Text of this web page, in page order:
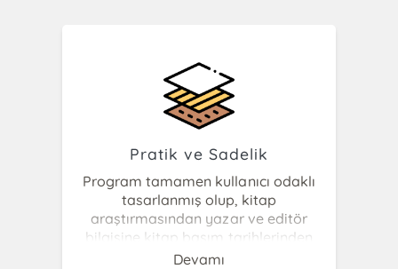
Pratik ve Sadelik
Program tamamen kullanıcı odaklı
tasarlanmış olup, kitap
araştırmasından yazar ve editör
bilgisine kitap basım tarihlerinden
fiziksel ölçülerine, kullanıcıların
Devamı